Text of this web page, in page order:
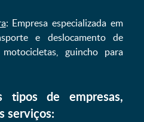
: Empresa especializada em
e deslocamento de
guincho para
tipos de empresas,
serviços: